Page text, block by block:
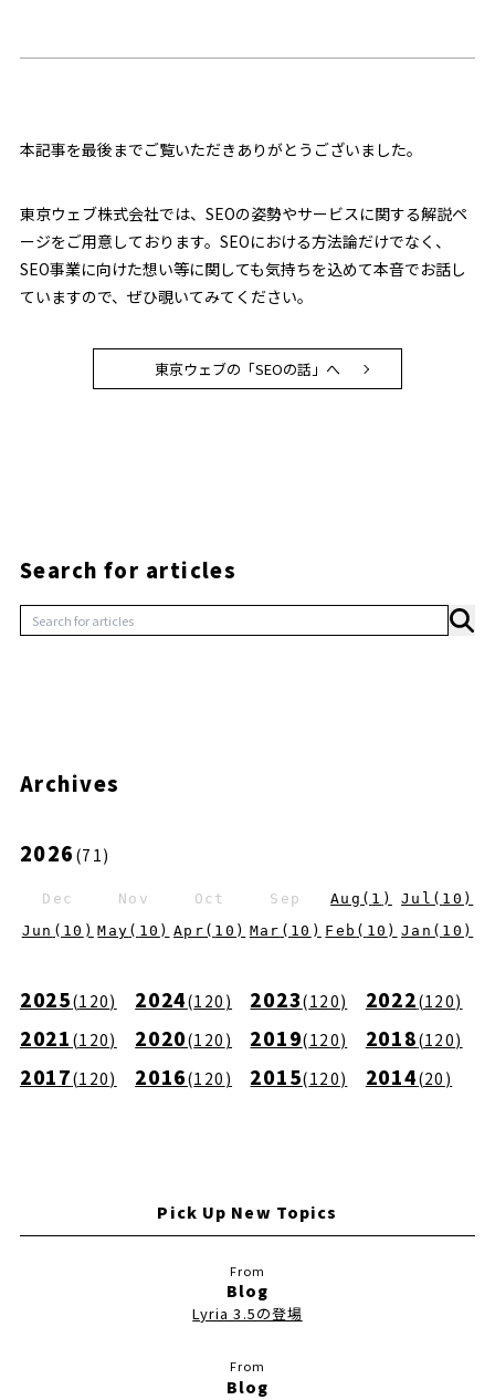
本記事を最後までご覧いただきありがとうございました。
東京ウェブ株式会社では、SEOの姿勢やサービスに関する解説ペ
ージをご用意しております。SEOにおける方法論だけでなく、
SEO事業に向けた想い等に関しても気持ちを込めて本音でお話し
ていますので、ぜひ覗いてみてください。
東京ウェブの「SEOの話」へ
Search for articles
Archives
2026 (71)
Dec Nov Oct Sep Aug ( 1 ) Jul ( 10 )
Jun ( 10 ) May ( 10 ) Apr ( 10 ) Mar ( 10 ) Feb ( 10 ) Jan ( 10 )
2025(120) 2024(120 ) 2023(120) 2022(120)
2021 (120) 2020(120 ) 2019(120) 2018(120)
2017(120) 2016(120 ) 2015(120) 2014(20 )
Pick Up New Topics
Blog
Lyria 3.5の登場
Blog